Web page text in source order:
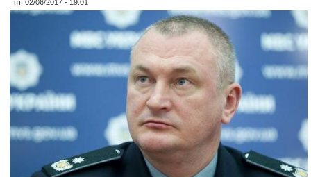
пт, 02/06/2017 - 19:01